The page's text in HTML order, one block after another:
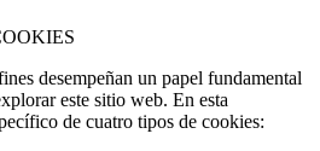
desempeñan un papel fundamental
este sitio web. En esta
de cuatro tipos de cookies: